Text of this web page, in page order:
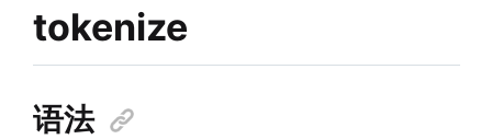
tokenize
语法